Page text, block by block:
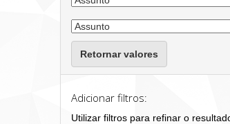
Retornar valores
Adicionar filtros:
Utilizar filtros para refinar o